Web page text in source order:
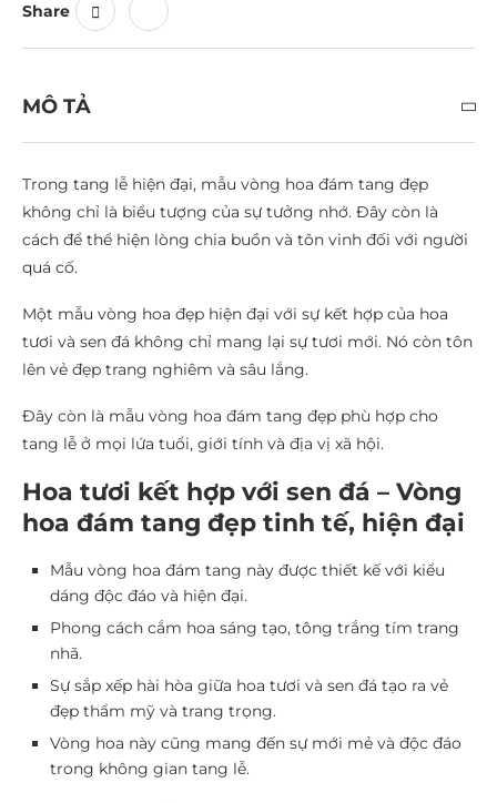
Share
MÔ TẢ
Trong tang lễ hiện đại, mẫu vòng hoa đám tang đẹp
không chỉ là biểu tượng của sự tưởng nhớ. Đây còn là
cách để thể hiện lòng chia buồn và tôn vinh đối với người
quá cố.
Một mẫu vòng hoa đẹp hiện đại với sự kết hợp của hoa
tươi và sen đá không chỉ mang lại sự tươi mới. Nó còn tôn
lên vẻ đẹp trang nghiêm và sâu lắng.
Đây còn là mẫu vòng hoa đám tang đẹp phù hợp cho
tang lễ ở mọi lứa tuổi, giới tính và địa vị xã hội.
Hoa tươi kết hợp với sen đá – Vòng
hoa đám tang đẹp tinh tế, hiện đại
Mẫu vòng hoa đám tang này được thiết kế với kiểu
dáng độc đáo và hiện đại.
Phong cách cắm hoa sáng tạo, tông trắng tím trang
nhã.
Sự sắp xếp hài hòa giữa hoa tươi và sen đá tạo ra vẻ
đẹp thẩm mỹ và trang trọng.
Vòng hoa này cũng mang đến sự mới mẻ và độc đáo
trong không gian tang lễ.